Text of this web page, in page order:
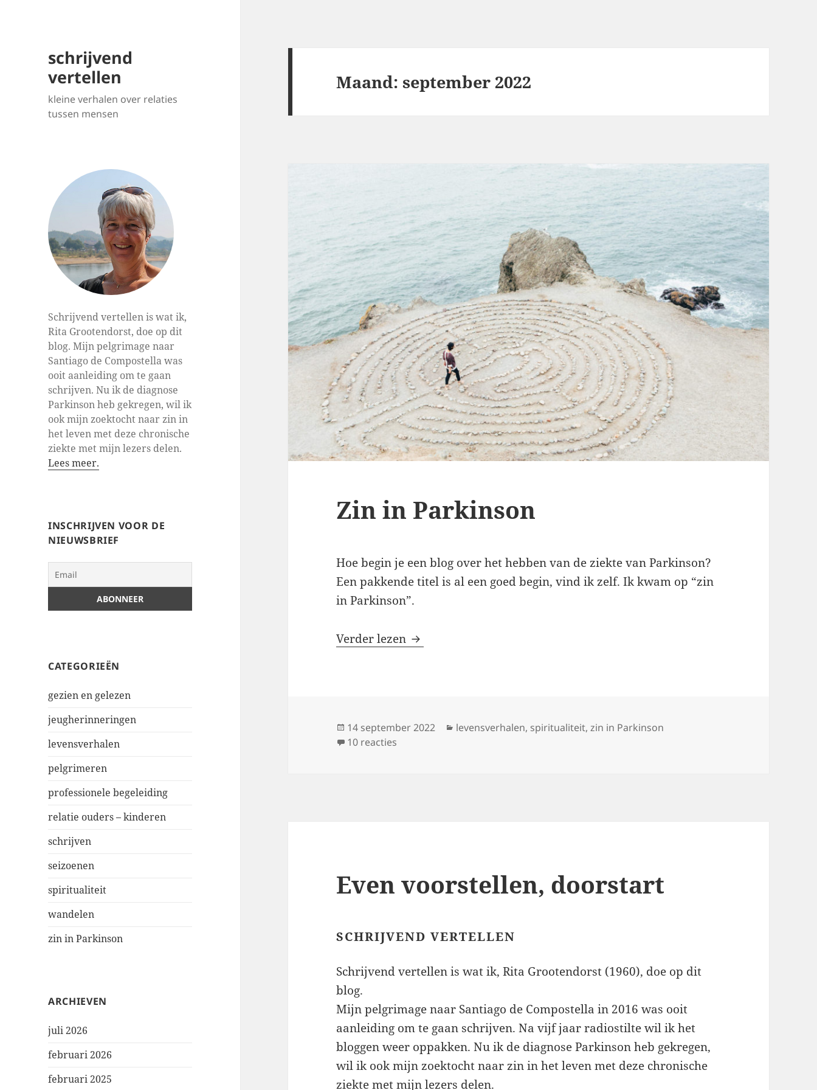
schrijvend
vertellen
kleine verhalen over relaties
tussen mensen
Schrijvend vertellen is wat ik,
Rita Grootendorst, doe op dit
blog. Mijn pelgrimage naar
Santiago de Compostella was
ooit aanleiding om te gaan
schrijven. Nu ik de diagnose
Parkinson heb gekregen, wil ik
ook mijn zoektocht naar zin in
het leven met deze chronische
ziekte met mijn lezers delen.
Lees meer.
INSCHRIJVEN VOOR DE
NIEUWSBRIEF
CATEGORIEËN
gezien en gelezen
jeugherinneringen
levensverhalen
pelgrimeren
professionele begeleiding
relatie ouders – kinderen
schrijven
seizoenen
spiritualiteit
wandelen
zin in Parkinson
ARCHIEVEN
juli 2026
februari 2026
februari 2025
Maand:september 2022
Zin in Parkinson
Hoe begin je een blog over het hebben van de ziekte van Parkinson?
Een pakkende titel is al een goed begin, vind ik zelf. Ik kwam op “zin
in Parkinson”.
Verder lezen Zin in Parkinson
Geplaatst
op
14 september 2022 Categorieën
levensverhalen, spiritualiteit,zin in Parkinson
10 reacties
Even voorstellen, doorstart
SCHRIJVEND VERTELLEN
Schrijvend vertellen is wat ik, Rita Grootendorst (1960), doe op dit
blog.
Mijn pelgrimage naar Santiago de Compostella in 2016 was ooit
aanleiding om te gaan schrijven. Na vijf jaar radiostilte wil ik het
bloggen weer oppakken. Nu ik de diagnose Parkinson heb gekregen,
wil ik ook mijn zoektocht naar zin in het leven met deze chronische
ziekte met mijn lezers delen.